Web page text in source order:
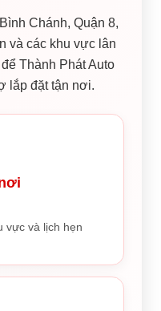
Chánh, Quận 8,
và các khu vực lân
Thành Phát Auto
lắp đặt tận nơi.
vực và lịch hẹn